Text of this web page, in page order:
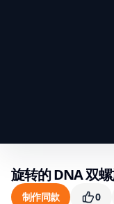
旋转的 DNA 双
制作同款 0